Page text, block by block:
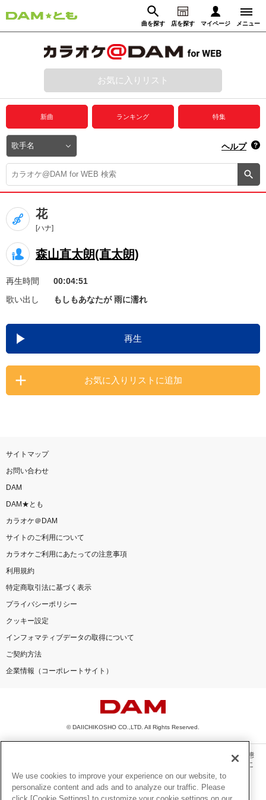
曲を探す 店を探す マイページ メニュー
動画からさがす 録音からさがす
ログイン
プレミアムサービス
DAM★とも動画
DAM★とも録音
カラオケ＠DAM
ユーザー検索
キャンペーン
お知らせ よくあるご質問
DAMの新曲・ランキングなど
カラオケ最新情報をチェック！
お気に入りリスト
新曲 ランキング 特集
ヘルプ
花
[ハナ]
森山直太朗(直太朗)
再生時間
00:04:51
歌い出し
もしもあなたが 雨に濡れ
再生
お気に入りリストに追加
サイトマップ
お問い合わせ
DAM
DAM★とも
カラオケ＠DAM
サイトのご利用について
カラオケご利用にあたっての注意事項
利用規約
特定商取引法に基づく表示
プライバシーポリシー
クッキー設定
インフォマティブデータの取得について
ご契約方法
企業情報（コーポレートサイト）
© DAIICHIKOSHO CO.,LTD. All Rights Reserved.
このサイトに掲載されている一切の文章・画像・写真・動画・音声等を、手段や形態
を問わず、著作権法の定める範囲を超えて無断で複製、転載、ファイル化などするこ
とを禁じます。
楽曲及びコンテンツは、機種によりご利用いただけない場合があります。
We use cookies to improve your experience on our website, to
personalize content and ads and to analyze our traffic. Please